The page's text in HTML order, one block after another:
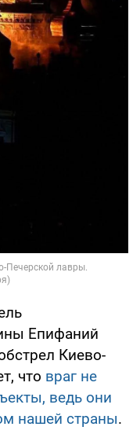
Епифаний
Киево-
что враг не
ведь они
нашей страны.